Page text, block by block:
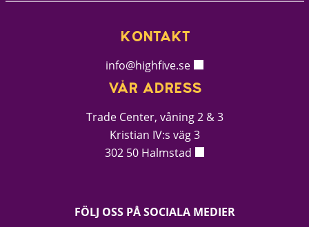
FÖLJ OSS PÅ SOCIALA MEDIER
KONTAKT
info@highfive.se
VÅR ADRESS
Trade Center, våning 2 & 3
Kristian IV:s väg 3
302 50 Halmstad